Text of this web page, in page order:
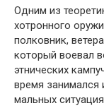
Одним из
хотронного
полковник,
который воевал
этнических
время
мальных